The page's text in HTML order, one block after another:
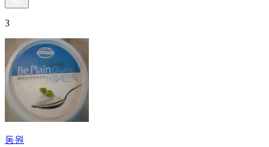
3
동원